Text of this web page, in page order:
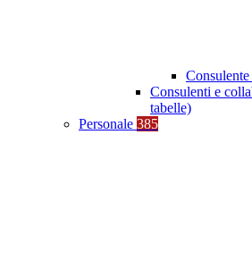
Consulenti e
tabelle)
Personale 385